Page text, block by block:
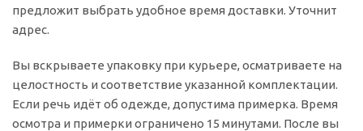
предложит выбрать удобное время доставки. Уточнит
адрес.
Вы вскрываете упаковку при курьере, осматриваете на
целостность и соответствие указанной комплектации.
Если речь идёт об одежде, допустима примерка. Время
осмотра и примерки ограничено 15 минутами. После вы